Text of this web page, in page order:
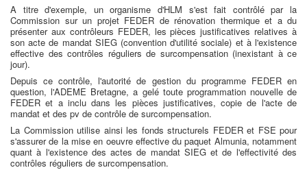
A titre d'exemple, un organisme d'HLM s'est fait contrôlé par la
Commission sur un projet FEDER de rénovation thermique et a du
présenter aux contrôleurs FEDER, les pièces justificatives relatives à
son acte de mandat SIEG (convention d'utilité sociale) et à l'existence
effective des contrôles réguliers de surcompensation (inexistant à ce
jour).
Depuis ce contrôle, l'autorité de gestion du programme FEDER en
question, l'ADEME Bretagne, a gelé toute programmation nouvelle de
FEDER et a inclu dans les pièces justificatives, copie de l'acte de
mandat et des pv de contrôle de surcompensation.
La Commission utilise ainsi les fonds structurels FEDER et FSE pour
s'assurer de la mise en oeuvre effective du paquet Almunia, notamment
quant à l'existence des actes de mandat SIEG et de l'effectivité des
contrôles réguliers de surcompensation.